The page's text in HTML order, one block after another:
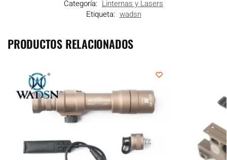
Categoría: Linternas y Lasers
Etiqueta: wadsn
PRODUCTOS RELACIONADOS